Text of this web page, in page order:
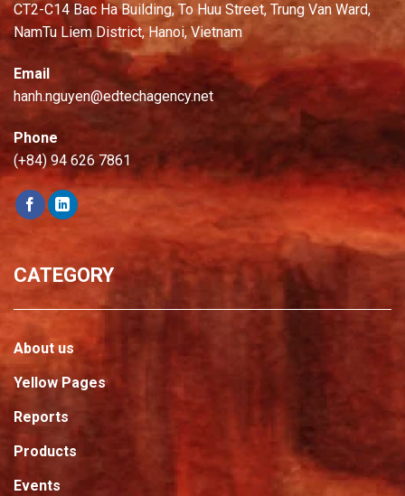
CT2-C14 Bac Ha Building, To Huu Street, Trung Van Ward,
NamTu Liem District, Hanoi, Vietnam
Email
hanh.nguyen@edtechagency.net
Phone
(+84) 94 626 7861
CATEGORY
About us
Yellow Pages
Reports
Products
Events